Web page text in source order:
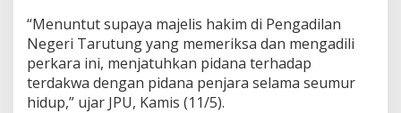
“Menuntut supaya majelis hakim di Pengadilan
Negeri Tarutung yang memeriksa dan mengadili
perkara ini, menjatuhkan pidana terhadap
terdakwa dengan pidana penjara selama seumur
hidup,” ujar JPU, Kamis (11/5).